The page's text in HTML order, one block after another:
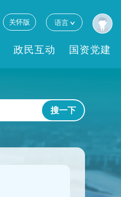
关怀版 语言
政民互动 国资党建
搜一下